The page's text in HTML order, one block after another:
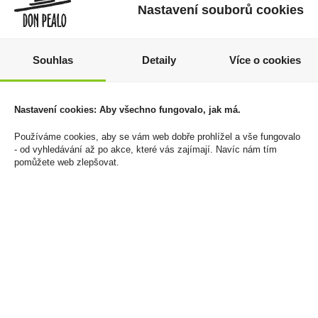
12 0,7l 40%
1 099 Kč
Cena za:1 ks
Skladem:5 - 50 ks
Tobacco U
900 Kč
Cena za:balení (10 ks)
Nastavení souborů cookies
Souhlas Detaily Více o cookies
Nastavení cookies: Aby všechno fungovalo, jak má.
Používáme cookies, aby se vám web dobře prohlížel a vše fungovalo
- od vyhledávání až po akce, které vás zajímají. Navíc nám tím
pomůžete web zlepšovat.